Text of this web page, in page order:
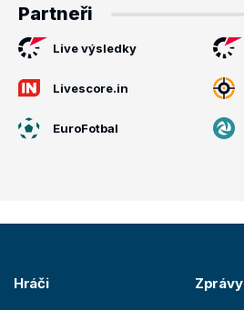
Partneři
Live výsledky
Livescore.in
EuroFotbal
Hráči Zprávy